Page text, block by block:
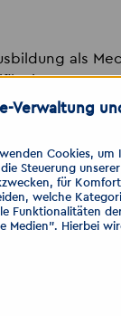
als
industriellen
(nach
Stelle für Sie?
Verwaltung
Cookies, um
Steuerung
für
welche
Funktionalitäten
Medien". Hierbei